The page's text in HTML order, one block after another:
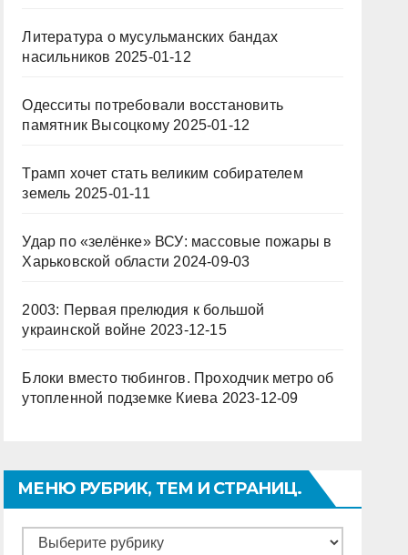
Литература о мусульманских бандах
насильников 2025-01-12
Одесситы потребовали восстановить
памятник Высоцкому 2025-01-12
Трамп хочет стать великим собирателем
земель 2025-01-11
Удар по «зелёнке» ВСУ: массовые пожары в
Харьковской области 2024-09-03
2003: Первая прелюдия к большой
украинской войне 2023-12-15
Блоки вместо тюбингов. Проходчик метро об
утопленной подземке Киева 2023-12-09
МЕНЮ РУБРИК, ТЕМ И СТРАНИЦ.
Меню